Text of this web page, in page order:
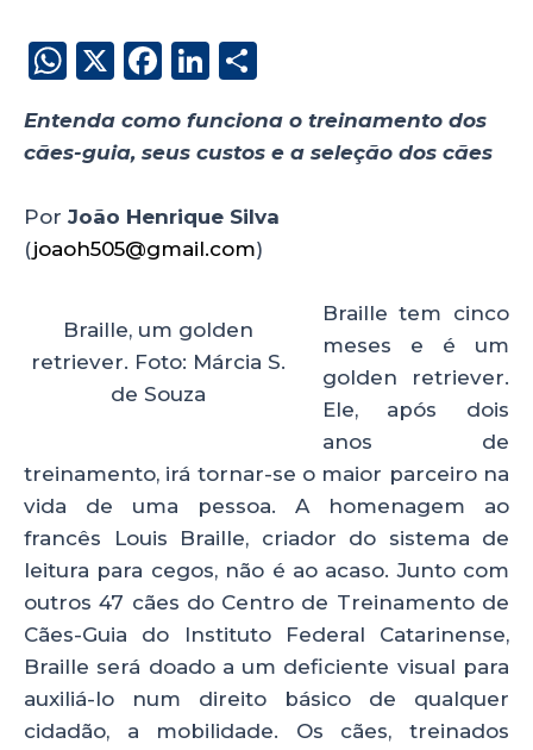
W
a
ts
A
p
X
F
c
e
b
o
k
Li
k
e
dI
n
a
re
Entenda como funciona o treinamento dos
cães-guia, seus custos e a seleção dos cães
Por João Henrique Silva
(joaoh505@gmail.com)
Braille, um golden
retriever. Foto: Márcia S.
de Souza
Braille tem cinco
meses e é um
golden retriever.
Ele, após dois
anos de
treinamento, irá tornar-se o maior parceiro na
vida de uma pessoa. A homenagem ao
francês Louis Braille, criador do sistema de
leitura para cegos, não é ao acaso. Junto com
outros 47 cães do Centro de Treinamento de
Cães-Guia do Instituto Federal Catarinense,
Braille será doado a um deficiente visual para
auxiliá-lo num direito básico de qualquer
cidadão, a mobilidade. Os cães, treinados